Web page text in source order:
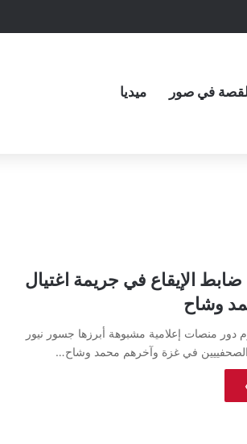
في صور ميديا
الإيقاع في جريمة اغتيال
وشاح
دور منصات إعلامية مشبوهة أبرزها جسور نيور
الصحفييين في غزة وآخرهم محمد وشاح…